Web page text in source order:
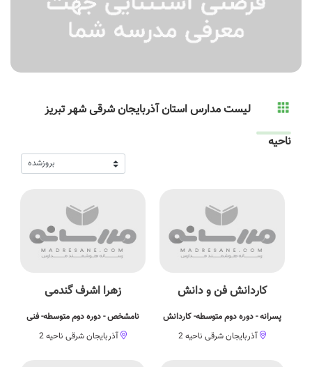
لیست مدارس استان آذربایجان شرقی شهر تبریز
ناحیه
کاردانش فن و دانش
پسرانه - دوره دوم متوسطه- کاردانش
آذربایجان شرقی ناحیه 2
زهرا اشرف گندمی
نامشخص - دوره دوم متوسطه- فنی
آذربایجان شرقی ناحیه 2